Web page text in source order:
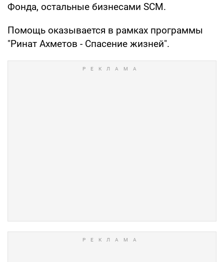
Фонда, остальные бизнесами SCM.
Помощь оказывается в рамках программы
"Ринат Ахметов - Спасение жизней".